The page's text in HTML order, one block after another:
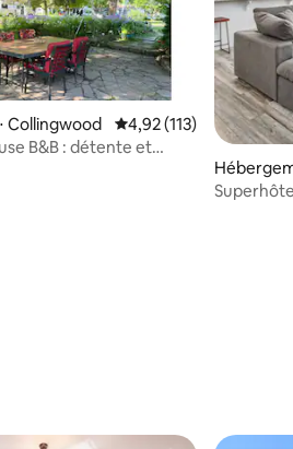
Collingwood Évaluation moyenne
4,92 (113)
B&B : détente et